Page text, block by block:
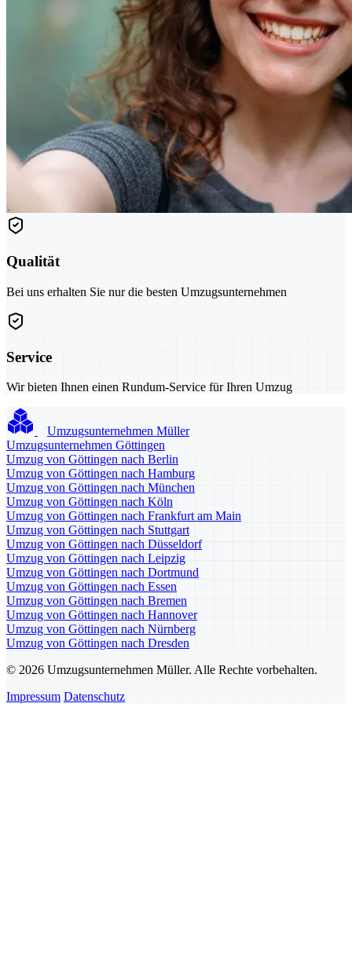
Qualität
Bei uns erhalten Sie nur die besten Umzugsunternehmen
Service
Wir bieten Ihnen einen Rundum-Service für Ihren Umzug
Umzugsunternehmen Müller
Umzugsunternehmen Göttingen
Umzug von Göttingen nach Berlin
Umzug von Göttingen nach Hamburg
Umzug von Göttingen nach München
Umzug von Göttingen nach Köln
Umzug von Göttingen nach Frankfurt am Main
Umzug von Göttingen nach Stuttgart
Umzug von Göttingen nach Düsseldorf
Umzug von Göttingen nach Leipzig
Umzug von Göttingen nach Dortmund
Umzug von Göttingen nach Essen
Umzug von Göttingen nach Bremen
Umzug von Göttingen nach Hannover
Umzug von Göttingen nach Nürnberg
Umzug von Göttingen nach Dresden
© 2026 Umzugsunternehmen Müller. Alle Rechte vorbehalten.
Impressum Datenschutz